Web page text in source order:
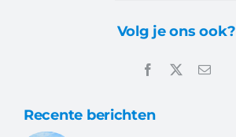
Volg je ons ook?
Recente berichten